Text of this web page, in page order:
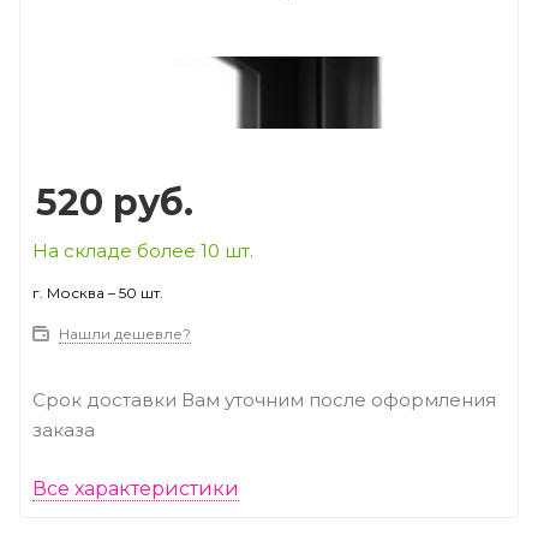
520 руб.
На складе более 10 шт.
г. Москва – 50 шт.
Нашли дешевле?
Срок доставки Вам уточним после оформления
заказа
Все характеристики